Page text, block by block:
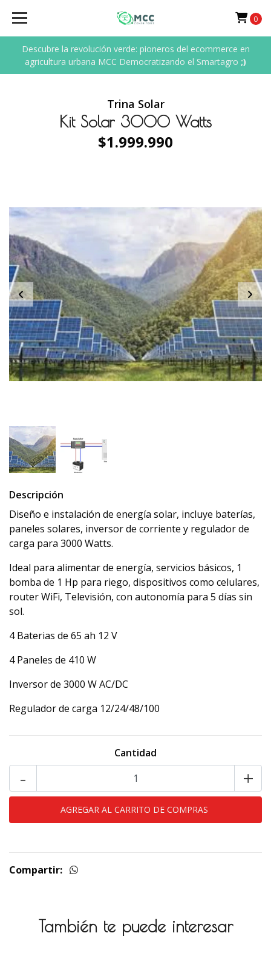
Descubre la revolución verde: pioneros del ecommerce en
agricultura urbana MCC Democratizando el Smartagro ;)
0
Trina Solar
Kit Solar 3000 Watts
$1.999.990
Descripción
Diseño e instalación de energía solar, incluye baterías,
paneles solares, inversor de corriente y regulador de
carga para 3000 Watts.
Ideal para alimentar de energía, servicios básicos, 1
bomba de 1 Hp para riego, dispositivos como celulares,
router WiFi, Televisión, con autonomía para 5 días sin
sol.
4 Baterias de 65 ah 12 V
4 Paneles de 410 W
Inversor de 3000 W AC/DC
Regulador de carga 12/24/48/100
Cantidad
- +
Compartir:
También te puede interesar